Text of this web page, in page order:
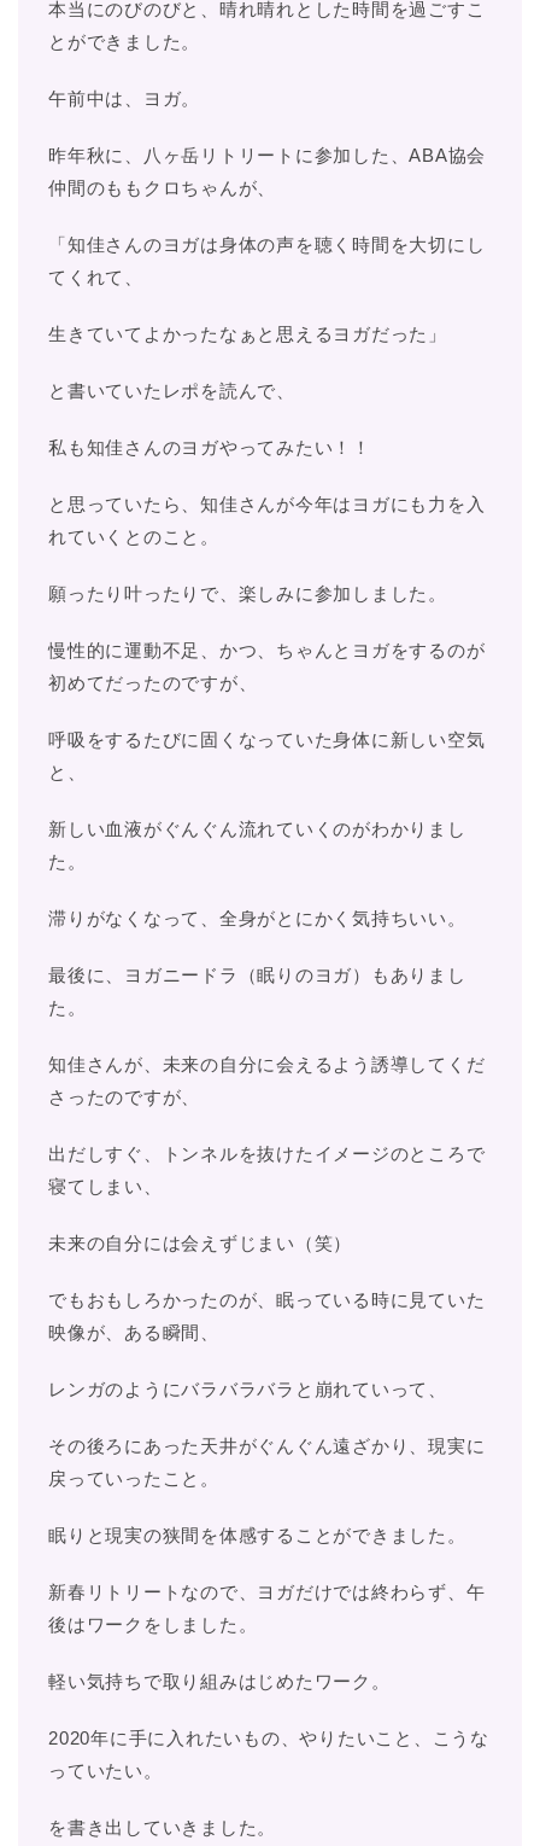
本当にのびのびと、晴れ晴れとした時間を過ごすこ
とができました。
午前中は、ヨガ。
昨年秋に、八ヶ岳リトリートに参加した、ABA協会
仲間のももクロちゃんが、
「知佳さんのヨガは身体の声を聴く時間を大切にし
てくれて、
生きていてよかったなぁと思えるヨガだった」
と書いていたレポを読んで、
私も知佳さんのヨガやってみたい！！
と思っていたら、知佳さんが今年はヨガにも力を入
れていくとのこと。
願ったり叶ったりで、楽しみに参加しました。
慢性的に運動不足、かつ、ちゃんとヨガをするのが
初めてだったのですが、
呼吸をするたびに固くなっていた身体に新しい空気
と、
新しい血液がぐんぐん流れていくのがわかりまし
た。
滞りがなくなって、全身がとにかく気持ちいい。
最後に、ヨガニードラ（眠りのヨガ）もありまし
た。
知佳さんが、未来の自分に会えるよう誘導してくだ
さったのですが、
出だしすぐ、トンネルを抜けたイメージのところで
寝てしまい、
未来の自分には会えずじまい（笑）
でもおもしろかったのが、眠っている時に見ていた
映像が、ある瞬間、
レンガのようにバラバラバラと崩れていって、
その後ろにあった天井がぐんぐん遠ざかり、現実に
戻っていったこと。
眠りと現実の狭間を体感することができました。
新春リトリートなので、ヨガだけでは終わらず、午
後はワークをしました。
軽い気持ちで取り組みはじめたワーク。
2020年に手に入れたいもの、やりたいこと、こうな
っていたい。
を書き出していきました。